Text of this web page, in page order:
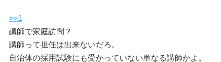
>>1
講師で家庭訪問？
講師って担任は出来ないだろ。
自治体の採用試験にも受かっていない単なる講師かよ。